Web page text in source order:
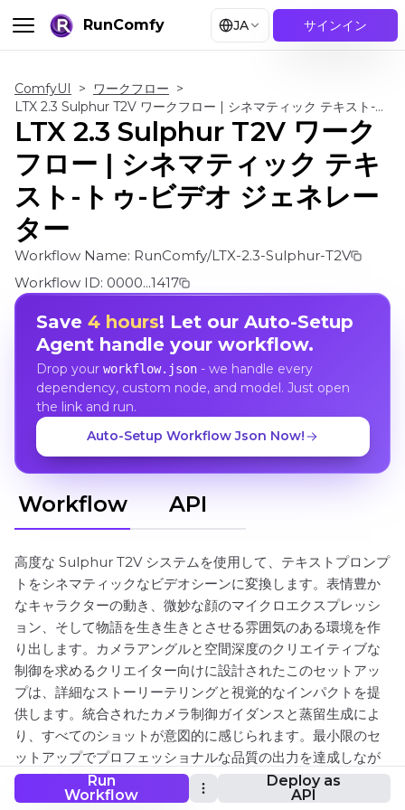
RunComfy JA サインイン
Run
Workflow
Deploy as
API
ComfyUI > ワークフロー >
LTX 2.3 Sulphur T2V ワークフロー | シネマティック テキスト-トゥ-ビデオ ジェネレーター
LTX 2.3 Sulphur T2V ワーク
フロー | シネマティック テキ
スト-トゥ-ビデオ ジェネレー
ター
Workflow Name: RunComfy/LTX-2.3-Sulphur-T2V
Workflow ID: 0000...1417
Save 4 hours! Let our Auto-Setup
Agent handle your workflow.
Drop your workflow.json- we handle every
dependency, custom node, and model. Just open
the link and run.
Auto-Setup Workflow Json Now!
Workflow API
高度な Sulphur T2V システムを使用して、テキストプロンプ
トをシネマティックなビデオシーンに変換します。表情豊か
なキャラクターの動き、微妙な顔のマイクロエクスプレッシ
ョン、そして物語を生き生きとさせる雰囲気のある環境を作
り出します。カメラアングルと空間深度のクリエイティブな
制御を求めるクリエイター向けに設計されたこのセットアッ
プは、詳細なストーリーテリングと視覚的なインパクトを提
供します。統合されたカメラ制御ガイダンスと蒸留生成によ
り、すべてのショットが意図的に感じられます。最小限のセ
ットアップでプロフェッショナルな品質の出力を達成しなが
ら、制御可能なアーティスティックフローを維持します。